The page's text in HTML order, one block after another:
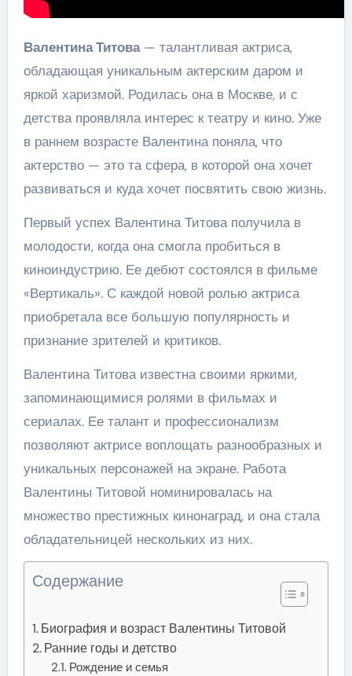
Валентина Титова— талантливая актриса,
обладающая уникальным актерским даром и
яркой харизмой. Родилась она в Москве, и с
детства проявляла интерес к театру и кино. Уже
в раннем возрасте Валентина поняла, что
актерство — это та сфера, в которой она хочет
развиваться и куда хочет посвятить свою жизнь.
Первый успех Валентина Титова получила в
молодости, когда она смогла пробиться в
киноиндустрию. Ее дебют состоялся в фильме
«Вертикаль». С каждой новой ролью актриса
приобретала все большую популярность и
признание зрителей и критиков.
Валентина Титова известна своими яркими,
запоминающимися ролями в фильмах и
сериалах. Ее талант и профессионализм
позволяют актрисе воплощать разнообразных и
уникальных персонажей на экране. Работа
Валентины Титовой номинировалась на
множество престижных кинонаград, и она стала
обладательницей нескольких из них.
Содержание
Биография и возраст Валентины Титовой
Ранние годы и детство
Рождение и семья